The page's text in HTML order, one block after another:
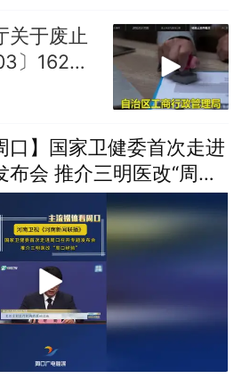
关于废止
〕162号
口】国家卫健委首次走进
布会 推介三明医改“周口